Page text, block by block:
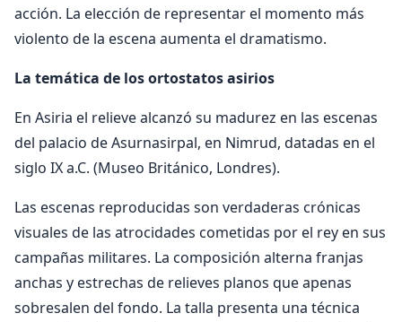
acción. La elección de representar el momento más
violento de la escena aumenta el dramatismo.
La temática de los ortostatos asirios
En Asiria el relieve alcanzó su madurez en las escenas
del palacio de Asurnasirpal, en Nimrud, datadas en el
siglo IX a.C. (Museo Británico, Londres).
Las escenas reproducidas son verdaderas crónicas
visuales de las atrocidades cometidas por el rey en sus
campañas militares. La composición alterna franjas
anchas y estrechas de relieves planos que apenas
sobresalen del fondo. La talla presenta una técnica